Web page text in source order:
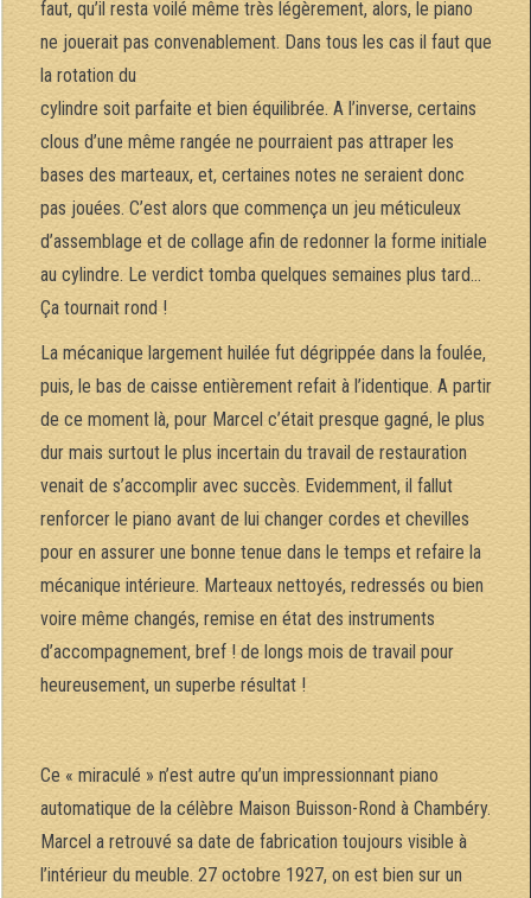
faut, qu’il resta voilé même très légèrement, alors, le piano
ne jouerait pas convenablement. Dans tous les cas il faut que
la rotation du
cylindre soit parfaite et bien équilibrée. A l’inverse, certains
clous d’une même rangée ne pourraient pas attraper les
bases des marteaux, et, certaines notes ne seraient donc
pas jouées. C’est alors que commença un jeu méticuleux
d’assemblage et de collage afin de redonner la forme initiale
au cylindre. Le verdict tomba quelques semaines plus tard…
Ça tournait rond !
La mécanique largement huilée fut dégrippée dans la foulée,
puis, le bas de caisse entièrement refait à l’identique. A partir
de ce moment là, pour Marcel c’était presque gagné, le plus
dur mais surtout le plus incertain du travail de restauration
venait de s’accomplir avec succès. Evidemment, il fallut
renforcer le piano avant de lui changer cordes et chevilles
pour en assurer une bonne tenue dans le temps et refaire la
mécanique intérieure. Marteaux nettoyés, redressés ou bien
voire même changés, remise en état des instruments
d’accompagnement, bref ! de longs mois de travail pour
heureusement, un superbe résultat !
Ce « miraculé » n’est autre qu’un impressionnant piano
automatique de la célèbre Maison Buisson-Rond à Chambéry.
Marcel a retrouvé sa date de fabrication toujours visible à
l’intérieur du meuble. 27 octobre 1927, on est bien sur un